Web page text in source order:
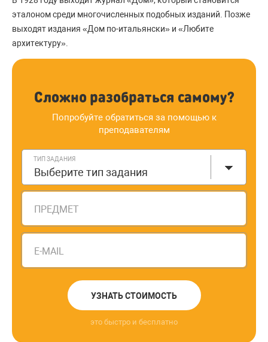
эталоном среди многочисленных подобных изданий. Позже
выходят издания «‎Дом по-итальянски» и «‎Любите
архитектуру».
Сложно разобраться самому?
Попробуйте обратиться за помощью к
преподавателям
ТИП ЗАДАНИЯ
Выберите тип задания
ПРЕДМЕТ
E-MAIL
УЗНАТЬ СТОИМОСТЬ
это быстро и бесплатно